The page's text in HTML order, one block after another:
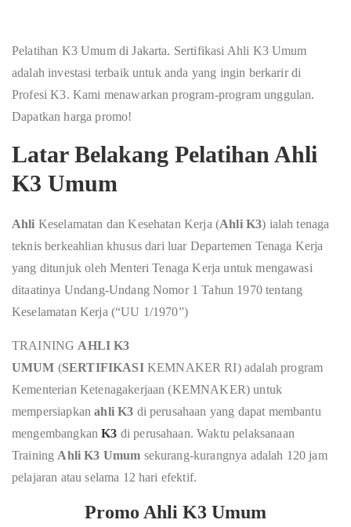
Pelatihan K3 Umum di Jakarta. Sertifikasi Ahli K3 Umum
adalah investasi terbaik untuk anda yang ingin berkarir di
Profesi K3. Kami menawarkan program-program unggulan.
Dapatkan harga promo!
Latar Belakang Pelatihan Ahli
K3 Umum
Ahli Keselamatan dan Kesehatan Kerja (Ahli K3) ialah tenaga
teknis berkeahlian khusus dari luar Departemen Tenaga Kerja
yang ditunjuk oleh Menteri Tenaga Kerja untuk mengawasi
ditaatinya Undang-Undang Nomor 1 Tahun 1970 tentang
Keselamatan Kerja (“UU 1/1970”)
TRAINING AHLI K3
UMUM (SERTIFIKASIKEMNAKER RI) adalah program
Kementerian Ketenagakerjaan (KEMNAKER) untuk
mempersiapkanahli K3 di perusahaan yang dapat membantu
mengembangkanK3 di perusahaan. Waktu pelaksanaan
Training Ahli K3 Umum sekurang-kurangnya adalah 120 jam
pelajaran atau selama 12 hari efektif.
Promo Ahli K3 Umum